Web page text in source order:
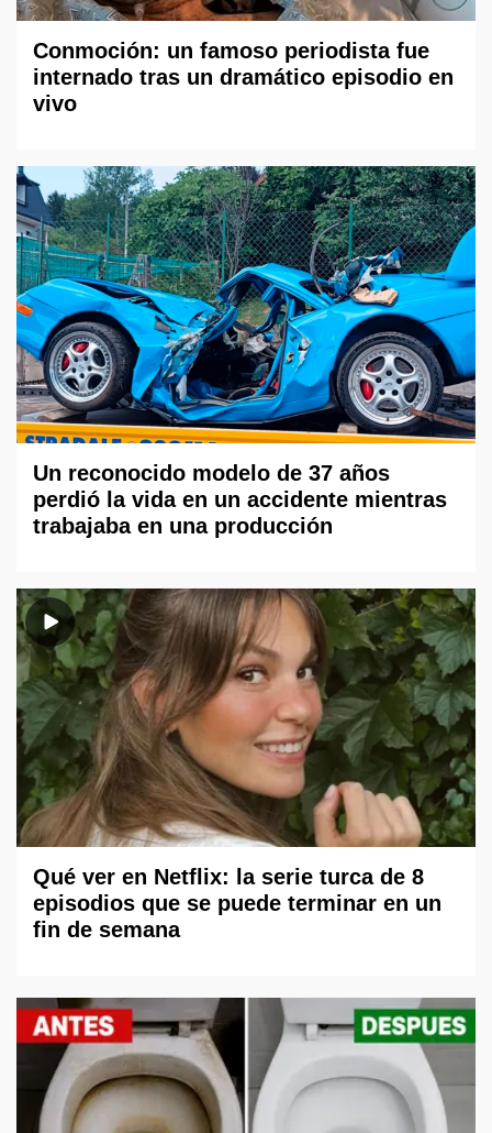
Conmoción: un famoso periodista fue
internado tras un dramático episodio en
vivo
Un reconocido modelo de 37 años
perdió la vida en un accidente mientras
trabajaba en una producción
Qué ver en Netflix: la serie turca de 8
episodios que se puede terminar en un
fin de semana